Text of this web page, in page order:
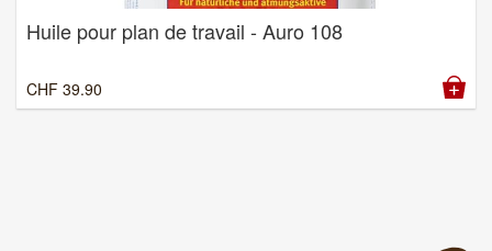
Huile pour plan de travail - Auro 108
CHF 39.90